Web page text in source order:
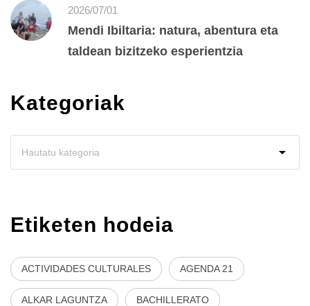
2026/07/01
Mendi Ibiltaria: natura, abentura eta
taldean bizitzeko esperientzia
Kategoriak
Etiketen hodeia
ACTIVIDADES CULTURALES AGENDA 21
ALKAR LAGUNTZA BACHILLERATO